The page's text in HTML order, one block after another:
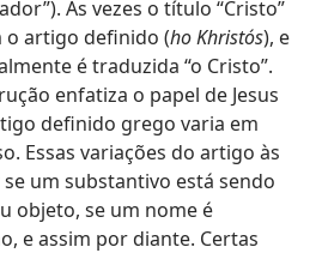
Às vezes o título “Cristo”
o artigo definido (ho Khristós), e
é traduzida “o Cristo”.
enfatiza o papel de Jesus
definido grego varia em
Essas variações do artigo às
um substantivo está sendo
objeto, se um nome é
e assim por diante. Certas